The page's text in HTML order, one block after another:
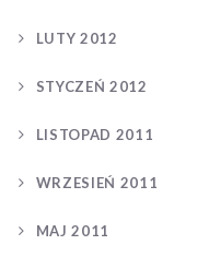
LUTY 2012
STYCZEŃ 2012
LISTOPAD 2011
WRZESIEŃ 2011
MAJ 2011